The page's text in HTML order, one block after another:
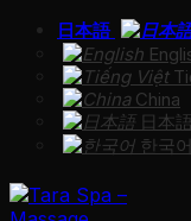
Skip
content
日本語
China
日本語
한국어